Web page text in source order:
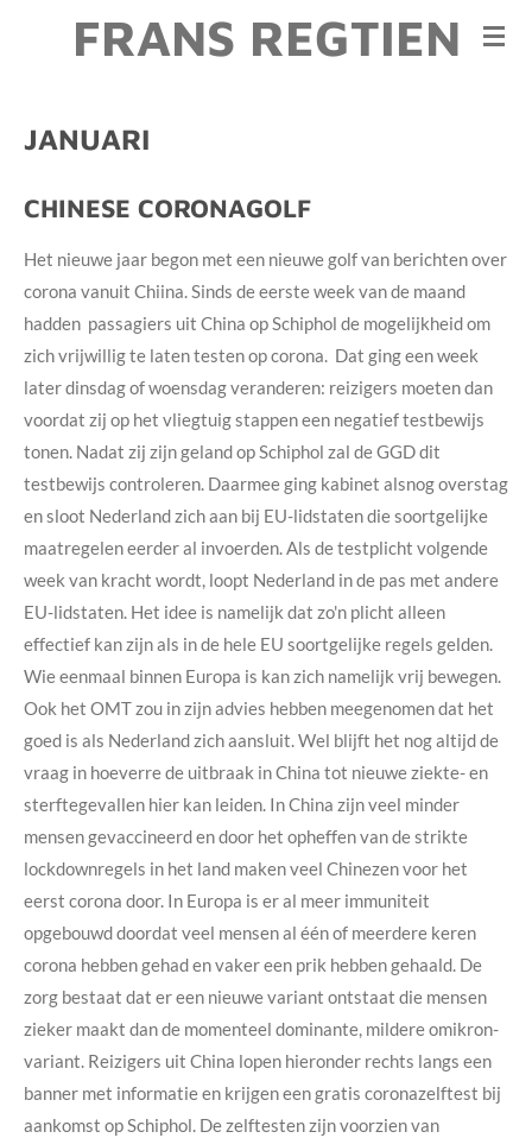
hoofdinhoud
FRANS REGTIEN
JANUARI
CHINESE CORONAGOLF
Het nieuwe jaar begon met een nieuwe golf van berichten over
corona vanuit Chiina. Sinds de eerste week van de maand
hadden passagiers uit China op Schiphol de mogelijkheid om
zich vrijwillig te laten testen op corona. Dat ging een week
later dinsdag of woensdag veranderen: reizigers moeten dan
voordat zij op het vliegtuig stappen een negatief testbewijs
tonen. Nadat zij zijn geland op Schiphol zal de GGD dit
testbewijs controleren. Daarmee ging kabinet alsnog overstag
en sloot Nederland zich aan bij EU-lidstaten die soortgelijke
maatregelen eerder al invoerden. Als de testplicht volgende
week van kracht wordt, loopt Nederland in de pas met andere
EU-lidstaten. Het idee is namelijk dat zo'n plicht alleen
effectief kan zijn als in de hele EU soortgelijke regels gelden.
Wie eenmaal binnen Europa is kan zich namelijk vrij bewegen.
Ook het OMT zou in zijn advies hebben meegenomen dat het
goed is als Nederland zich aansluit. Wel blijft het nog altijd de
vraag in hoeverre de uitbraak in China tot nieuwe ziekte- en
sterftegevallen hier kan leiden. In China zijn veel minder
mensen gevaccineerd en door het opheffen van de strikte
lockdownregels in het land maken veel Chinezen voor het
eerst corona door. In Europa is er al meer immuniteit
opgebouwd doordat veel mensen al één of meerdere keren
corona hebben gehad en vaker een prik hebben gehaald. De
zorg bestaat dat er een nieuwe variant ontstaat die mensen
zieker maakt dan de momenteel dominante, mildere omikron-
variant. Reizigers uit China lopen hieronder rechts langs een
banner met informatie en krijgen een gratis coronazelftest bij
aankomst op Schiphol. De zelftesten zijn voorzien van